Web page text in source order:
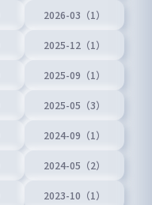
2026-03（1）
2025-12（1）
2025-09（1）
2025-05（3）
2024-09（1）
2024-05（2）
2023-10（1）